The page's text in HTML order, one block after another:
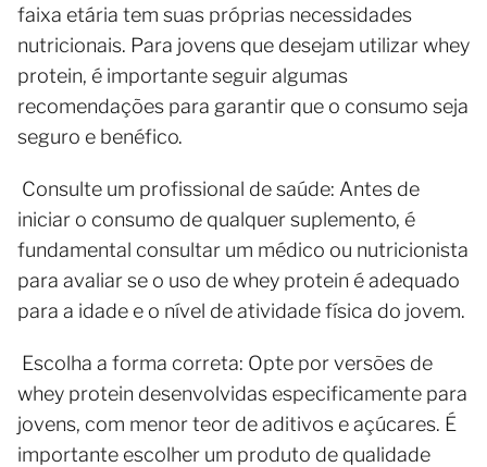
faixa etária tem suas próprias necessidades
nutricionais. Para jovens que desejam utilizar whey
protein, é importante seguir algumas
recomendações para garantir que o consumo seja
seguro e benéfico.
Consulte um profissional de saúde: Antes de
iniciar o consumo de qualquer suplemento, é
fundamental consultar um médico ou nutricionista
para avaliar se o uso de whey protein é adequado
para a idade e o nível de atividade física do jovem.
Escolha a forma correta: Opte por versões de
whey protein desenvolvidas especificamente para
jovens, com menor teor de aditivos e açúcares. É
importante escolher um produto de qualidade